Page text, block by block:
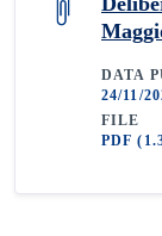
DATA
24/11/
FILE
PDF